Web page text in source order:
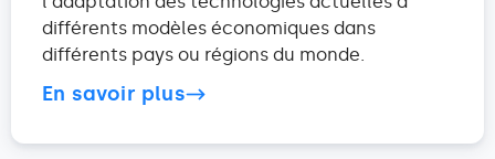
différents modèles économiques dans
différents pays ou régions du monde.
En savoir plus